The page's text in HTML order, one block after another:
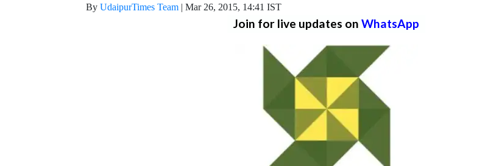
By UdaipurTimes Team | Mar 26, 2015, 14:41 IST
Join for live updates on WhatsApp